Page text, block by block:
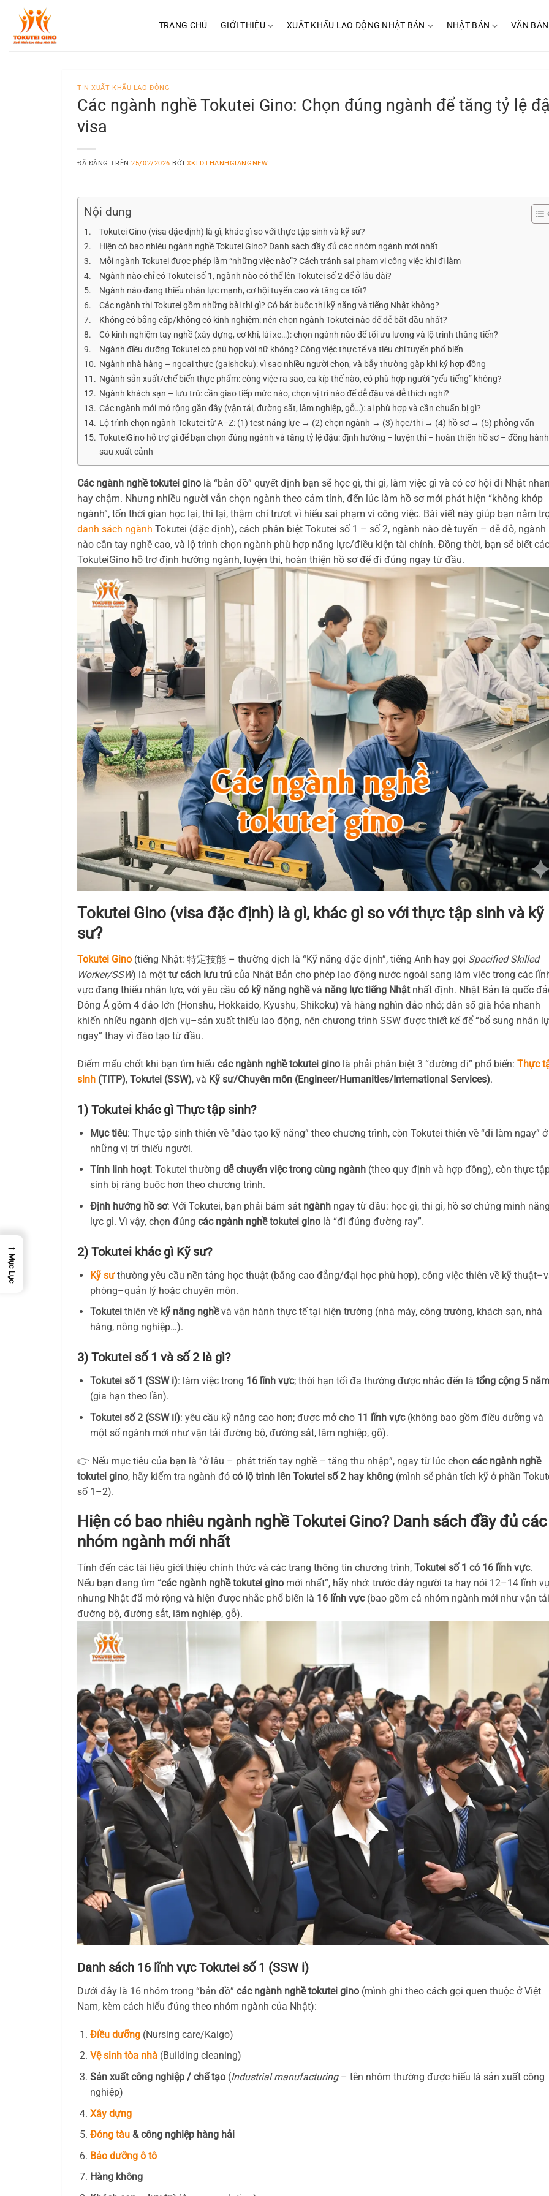
Chuyển
TRANG CHỦ GIỚI THIỆU XUẤT KHẨU LAO ĐỘNG NHẬT BẢN NHẬT BẢN VĂN BẢN
TIN XUẤT KHẨU LAO ĐỘNG
Các ngành nghề Tokutei Gino: Chọn đúng ngành để tăng tỷ lệ
visa
ĐÃ ĐĂNG TRÊN25/02/2026 BỞI XKLDTHANHGIANGNEW
Nội dung
Tokutei Gino (visa đặc định) là gì, khác gì so với thực tập sinh và kỹ sư?
Hiện có bao nhiêu ngành nghề Tokutei Gino? Danh sách đầy đủ các nhóm ngành mới nhất
Mỗi ngành Tokutei được phép làm “những việc nào”? Cách tránh sai phạm vi công việc khi đi làm
Ngành nào chỉ có Tokutei số 1, ngành nào có thể lên Tokutei số 2 để ở lâu dài?
Ngành nào đang thiếu nhân lực mạnh, cơ hội tuyển cao và tăng ca tốt?
Các ngành thi Tokutei gồm những bài thi gì? Có bắt buộc thi kỹ năng và tiếng Nhật không?
Không có bằng cấp/không có kinh nghiệm: nên chọn ngành Tokutei nào để dễ bắt đầu nhất?
Có kinh nghiệm tay nghề (xây dựng, cơ khí, lái xe…): chọn ngành nào để tối ưu lương và lộ trình thăng tiến?
Ngành điều dưỡng Tokutei có phù hợp với nữ không? Công việc thực tế và tiêu chí tuyển phổ biến
Ngành nhà hàng – ngoại thực (gaishoku): vì sao nhiều người chọn, và bẫy thường gặp khi ký hợp đồng
Ngành sản xuất/chế biến thực phẩm: công việc ra sao, ca kíp thế nào, có phù hợp người “yếu tiếng” không?
Ngành khách sạn – lưu trú: cần giao tiếp mức nào, chọn vị trí nào để dễ đậu và dễ thích nghi?
Các ngành mới mở rộng gần đây (vận tải, đường sắt, lâm nghiệp, gỗ…): ai phù hợp và cần chuẩn bị gì?
Lộ trình chọn ngành Tokutei từ A–Z: (1) test năng lực → (2) chọn ngành → (3) học/thi → (4) hồ sơ → (5) phỏng vấn
TokuteiGino hỗ trợ gì để bạn chọn đúng ngành và tăng tỷ lệ đậu: định hướng – luyện thi – hoàn thiện hồ sơ – đồng hành
sau xuất cảnh
Các ngành nghề tokutei gino là “bản đồ” quyết định bạn sẽ học gì, thi gì, làm việc gì và có cơ hội đi Nhật
hay chậm. Nhưng nhiều người vẫn chọn ngành theo cảm tính, đến lúc làm hồ sơ mới phát hiện “không khớp
ngành”, tốn thời gian học lại, thi lại, thậm chí trượt vì hiểu sai phạm vi công việc. Bài viết này giúp bạn nắm
danh sách ngành Tokutei (đặc định), cách phân biệt Tokutei số 1 – số 2, ngành nào dễ tuyển – dễ đỗ, ngành
nào cần tay nghề cao, và lộ trình chọn ngành phù hợp năng lực/điều kiện tài chính. Đồng thời, bạn sẽ biết
TokuteiGino hỗ trợ định hướng ngành, luyện thi, hoàn thiện hồ sơ để đi đúng ngay từ đầu.
Tokutei Gino (visa đặc định) là gì, khác gì so với thực tập sinh và kỹ
sư?
Tokutei Gino (tiếng Nhật: 特定技能 – thường dịch là “Kỹ năng đặc định”, tiếng Anh hay gọi Specified Skilled
Worker/SSW) là một tư cách lưu trú của Nhật Bản cho phép lao động nước ngoài sang làm việc trong các
vực đang thiếu nhân lực, với yêu cầu có kỹ năng nghềvà năng lực tiếng Nhậtnhất định. Nhật Bản là quốc
Đông Á gồm 4 đảo lớn (Honshu, Hokkaido, Kyushu, Shikoku) và hàng nghìn đảo nhỏ; dân số già hóa nhanh
khiến nhiều ngành dịch vụ–sản xuất thiếu lao động, nên chương trình SSW được thiết kế để “bổ sung nhân
ngay” thay vì đào tạo từ đầu.
Điểm mấu chốt khi bạn tìm hiểu các ngành nghề tokutei gino là phải phân biệt 3 “đường đi” phổ biến: Thực
sinh (TITP), Tokutei (SSW), và Kỹ sư/Chuyên môn (Engineer/Humanities/International Services).
1) Tokutei khác gì Thực tập sinh?
Mục tiêu: Thực tập sinh thiên về “đào tạo kỹ năng” theo chương trình, còn Tokutei thiên về “đi làm ngay” ở
những vị trí thiếu người.
Tính linh hoạt: Tokutei thường dễ chuyển việc trong cùng ngành(theo quy định và hợp đồng), còn thực
sinh bị ràng buộc hơn theo chương trình.
Định hướng hồ sơ: Với Tokutei, bạn phải bám sát ngànhngay từ đầu: học gì, thi gì, hồ sơ chứng minh năng
lực gì. Vì vậy, chọn đúng các ngành nghề tokutei ginolà “đi đúng đường ray”.
2) Tokutei khác gì Kỹ sư?
Kỹ sưthường yêu cầu nền tảng học thuật (bằng cao đẳng/đại học phù hợp), công việc thiên về kỹ
phòng–quản lý hoặc chuyên môn.
Tokuteithiên về kỹ năng nghềvà vận hành thực tế tại hiện trường (nhà máy, công trường, khách sạn, nhà
hàng, nông nghiệp…).
3) Tokutei số 1 và số 2 là gì?
Tokutei số 1 (SSW i): làm việc trong 16 lĩnh vực; thời hạn tối đa thường được nhắc đến là tổng cộng 5 năm
(gia hạn theo lần).
Tokutei số 2 (SSW ii): yêu cầu kỹ năng cao hơn; được mở cho 11 lĩnh vực(không bao gồm điều dưỡng và
một số ngành mới như vận tải đường bộ, đường sắt, lâm nghiệp, gỗ).
👉 Nếu mục tiêu của bạn là “ở lâu – phát triển tay nghề – tăng thu nhập”, ngay từ lúc chọn các ngành nghề
tokutei gino, hãy kiểm tra ngành đó có lộ trình lên Tokutei số 2 hay không (mình sẽ phân tích kỹ ở phần
số 1–2).
Hiện có bao nhiêu ngành nghề Tokutei Gino? Danh sách đầy đủ các
nhóm ngành mới nhất
Tính đến các tài liệu giới thiệu chính thức và các trang thông tin chương trình, Tokutei số 1 có 16 lĩnh vực.
Nếu bạn đang tìm “các ngành nghề tokutei gino mới nhất”, hãy nhớ: trước đây người ta hay nói 12–14 lĩnh
nhưng Nhật đã mở rộng và hiện được nhắc phổ biến là 16 lĩnh vực(bao gồm cả nhóm ngành mới như vận tải
đường bộ, đường sắt, lâm nghiệp, gỗ).
Danh sách 16 lĩnh vực Tokutei số 1 (SSW i)
Dưới đây là 16 nhóm trong “bản đồ” các ngành nghề tokutei gino (mình ghi theo cách gọi quen thuộc ở Việt
Nam, kèm cách hiểu đúng theo nhóm ngành của Nhật):
Điều dưỡng(Nursing care/Kaigo)
Vệ sinh tòa nhà(Building cleaning)
Sản xuất công nghiệp / chế tạo(Industrial manufacturing– tên nhóm thường được hiểu là sản xuất công
nghiệp)
Xây dựng
Đóng tàu& công nghiệp hàng hải
Bảo dưỡng ô tô
Hàng không
→
Mục Lục